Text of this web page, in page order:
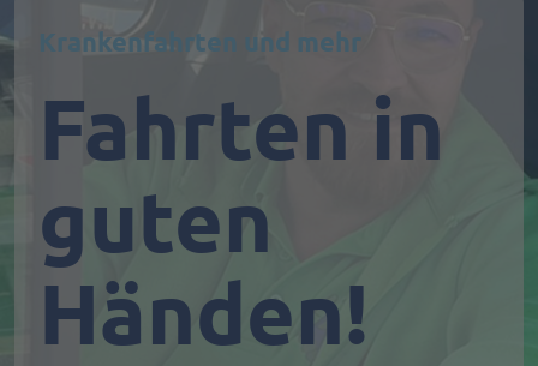
Krankenfahrten und mehr
Fahrten in
guten
Händen!